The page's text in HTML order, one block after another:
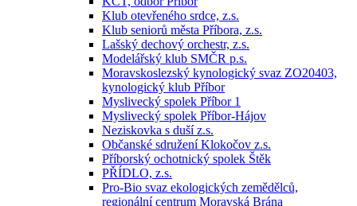
Klub otevřeného srdce, z.s.
Klub seniorů města Příbora, z.s.
Lašský dechový orchestr, z.s.
Modelářský klub SMČR p.s.
Moravskoslezský kynologický svaz ZO20403,
kynologický klub Příbor
Myslivecký spolek Příbor 1
Myslivecký spolek Příbor-Hájov
Neziskovka s duší z.s.
Občanské sdružení Klokočov z.s.
Příborský ochotnický spolek Štěk
PŘÍDLO, z.s.
Pro-Bio svaz ekologických zemědělců,
regionální centrum Moravská Brána